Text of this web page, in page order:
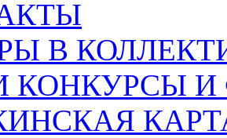
В
КОНКУРСЫ И